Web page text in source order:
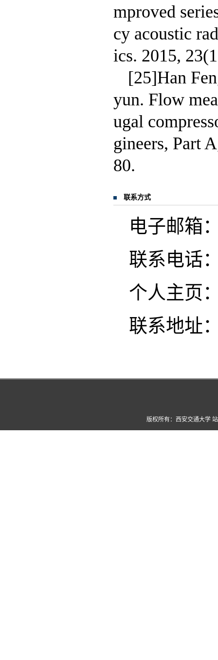
mproved
cy acoustic
ics. 2015,
[25]Han
yun. Flow
ugal
gineers, Part
80.
联系方式
电子邮箱
联系电话
个人主页
联系地址
版权所有：西安交通大学